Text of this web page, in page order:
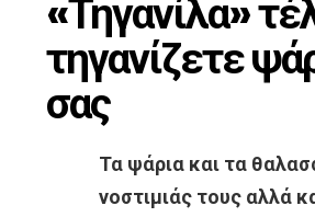
«Τηγανίλα»
τηγανίζετε
σας
Τα ψάρια και τα
νοστιμιάς τους αλλά